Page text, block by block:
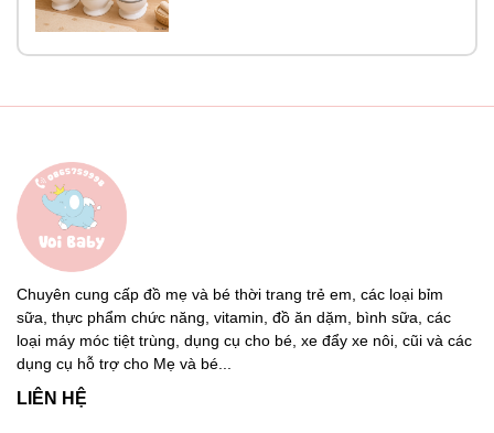
Chuyên cung cấp đồ mẹ và bé thời trang trẻ em, các loại bỉm
sữa, thực phẩm chức năng, vitamin, đồ ăn dặm, bình sữa, các
loại máy móc tiệt trùng, dụng cụ cho bé, xe đẩy xe nôi, cũi và các
dụng cụ hỗ trợ cho Mẹ và bé...
LIÊN HỆ